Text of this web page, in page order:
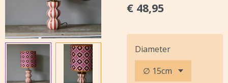
€ 48,95
Diameter